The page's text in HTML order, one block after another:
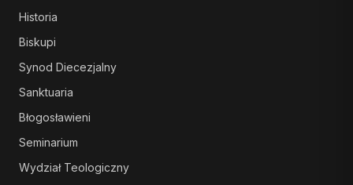
Historia
Biskupi
Synod Diecezjalny
Sanktuaria
Błogosławieni
Seminarium
Wydział Teologiczny